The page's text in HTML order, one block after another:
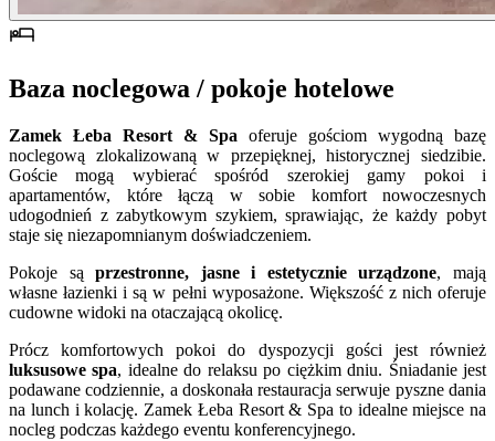
Baza noclegowa / pokoje hotelowe
Zamek Łeba Resort & Spa oferuje gościom wygodną bazę
noclegową zlokalizowaną w przepięknej, historycznej siedzibie.
Goście mogą wybierać spośród szerokiej gamy pokoi i
apartamentów, które łączą w sobie komfort nowoczesnych
udogodnień z zabytkowym szykiem, sprawiając, że każdy pobyt
staje się niezapomnianym doświadczeniem.
Pokoje sąprzestronne, jasne i estetycznie urządzone, mają
własne łazienki i są w pełni wyposażone. Większość z nich oferuje
cudowne widoki na otaczającą okolicę.
Prócz komfortowych pokoi do dyspozycji gości jest również
luksusowe spa, idealne do relaksu po ciężkim dniu. Śniadanie jest
podawane codziennie, a doskonała restauracja serwuje pyszne dania
na lunch i kolację. Zamek Łeba Resort & Spa to idealne miejsce na
nocleg podczas każdego eventu konferencyjnego.